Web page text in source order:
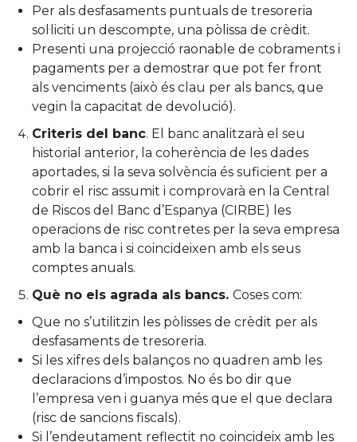
Per als desfasaments puntuals de tresoreria
sol·liciti un descompte, una pòlissa de crèdit.
Presenti una projecció raonable de cobraments i
pagaments per a demostrar que pot fer front
als venciments (això és clau per als bancs, que
vegin la capacitat de devolució).
Criteris del banc. El banc analitzarà el seu
historial anterior, la coherència de les dades
aportades, si la seva solvència és suficient per a
cobrir el risc assumit i comprovarà en la Central
de Riscos del Banc d’Espanya (CIRBE) les
operacions de risc contretes per la seva empresa
amb la banca i si coincideixen amb els seus
comptes anuals.
Què no els agrada als bancs. Coses com:
Que no s’utilitzin les pòlisses de crèdit per als
desfasaments de tresoreria.
Si les xifres dels balanços no quadren amb les
declaracions d’impostos. No és bo dir que
l’empresa ven i guanya més que el que declara
(risc de sancions fiscals).
Si l’endeutament reflectit no coincideix amb les